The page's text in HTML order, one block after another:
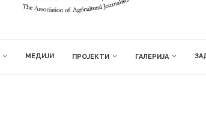
МЕДИЈИ ПРОЈЕКТИ ГАЛЕРИЈА